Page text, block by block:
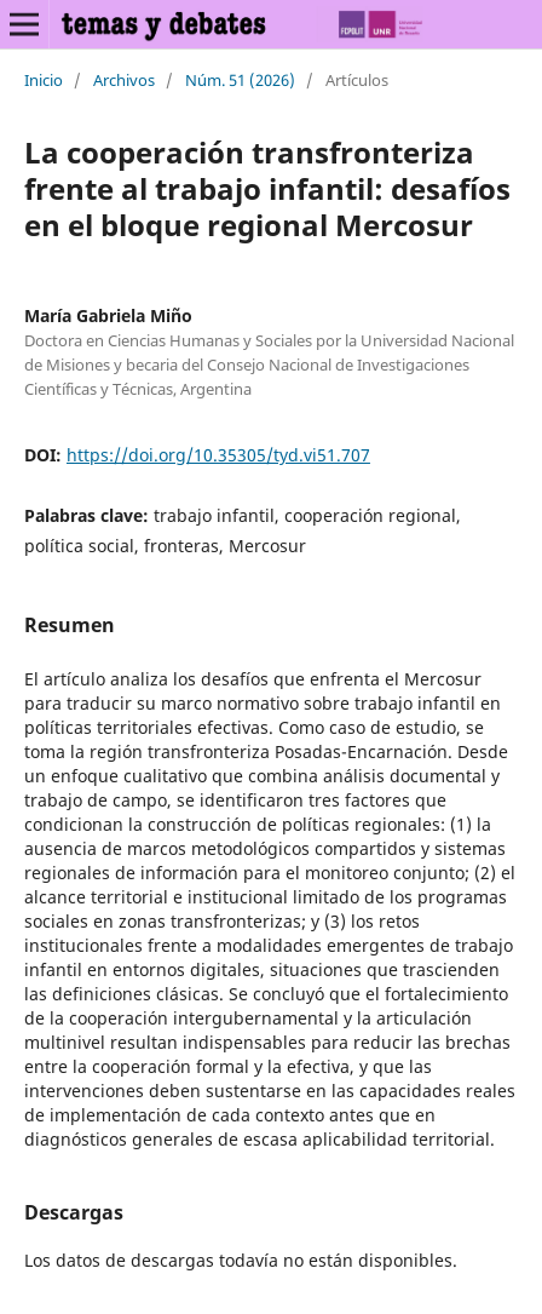
Inicio / Archivos / Núm. 51 (2026) / Artículos
La cooperación transfronteriza
frente al trabajo infantil: desafíos
en el bloque regional Mercosur
María Gabriela Miño
Doctora en Ciencias Humanas y Sociales por la Universidad Nacional
de Misiones y becaria del Consejo Nacional de Investigaciones
Científicas y Técnicas, Argentina
DOI: https://doi.org/10.35305/tyd.vi51.707
Palabras clave: trabajo infantil, cooperación regional,
política social, fronteras, Mercosur
Resumen
El artículo analiza los desafíos que enfrenta el Mercosur
para traducir su marco normativo sobre trabajo infantil en
políticas territoriales efectivas. Como caso de estudio, se
toma la región transfronteriza Posadas-Encarnación. Desde
un enfoque cualitativo que combina análisis documental y
trabajo de campo, se identificaron tres factores que
condicionan la construcción de políticas regionales: (1) la
ausencia de marcos metodológicos compartidos y sistemas
regionales de información para el monitoreo conjunto; (2) el
alcance territorial e institucional limitado de los programas
sociales en zonas transfronterizas; y (3) los retos
institucionales frente a modalidades emergentes de trabajo
infantil en entornos digitales, situaciones que trascienden
las definiciones clásicas. Se concluyó que el fortalecimiento
de la cooperación intergubernamental y la articulación
multinivel resultan indispensables para reducir las brechas
entre la cooperación formal y la efectiva, y que las
intervenciones deben sustentarse en las capacidades reales
de implementación de cada contexto antes que en
diagnósticos generales de escasa aplicabilidad territorial.
Descargas
Los datos de descargas todavía no están disponibles.